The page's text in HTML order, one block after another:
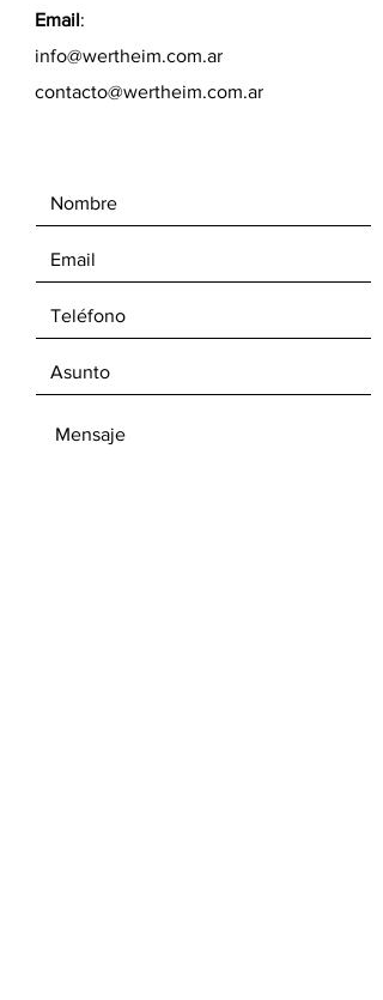
Email:
info@wertheim.com.ar
contacto@wertheim.com.ar